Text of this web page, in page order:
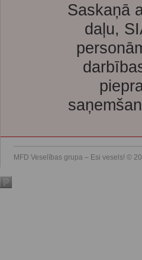
Saskaņā
daļu,
MFD Veselības grupa – Esi vesels! ©